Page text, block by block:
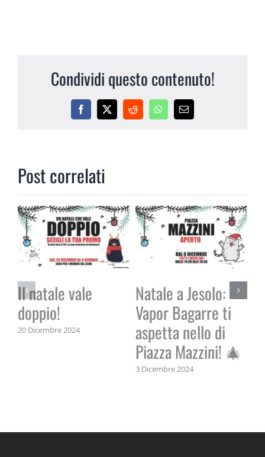
Condividi questo contenuto!
Facebook
X RedditWhatsApp
Email
Post correlati
Il natale vale
doppio!
20 Dicembre 2024
Natale a Jesolo:
Vapor Bagarre ti
aspetta nello di
Piazza Mazzini! 🎄
3 Dicembre 2024